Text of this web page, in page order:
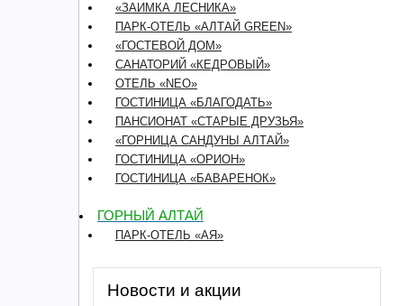
«ЗАИМКА ЛЕСНИКА»
ПАРК-ОТЕЛЬ «АЛТАЙ GREEN»
«ГОСТЕВОЙ ДОМ»
CАНАТОРИЙ «КЕДРОВЫЙ»
ОТЕЛЬ «NEO»
ГОСТИНИЦА «БЛАГОДАТЬ»
ПАНСИОНАТ «СТАРЫЕ ДРУЗЬЯ»
«ГОРНИЦА САНДУНЫ АЛТАЙ»
ГОСТИНИЦА «ОРИОН»
ГОСТИНИЦА «БАВАРЕНОК»
ГОРНЫЙ АЛТАЙ
ПАРК-ОТЕЛЬ «АЯ»
Новости и акции